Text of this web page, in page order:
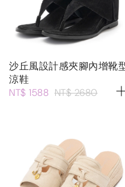
沙丘風設計感夾腳內增靴
涼鞋
NT$ 1588 NT$ 2680